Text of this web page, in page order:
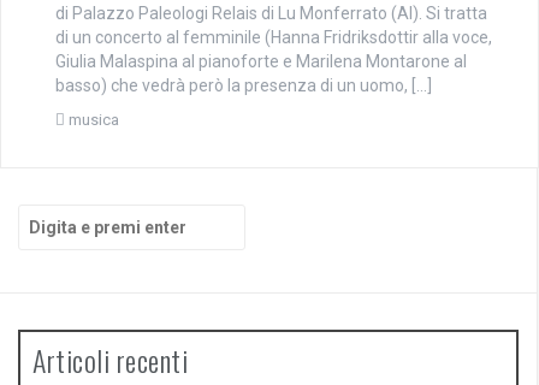
di Palazzo Paleologi Relais di Lu Monferrato (Al). Si tratta
di un concerto al femminile (Hanna Fridriksdottir alla voce,
Giulia Malaspina al pianoforte e Marilena Montarone al
basso) che vedrà però la presenza di un uomo, […]
musica
Articoli recenti